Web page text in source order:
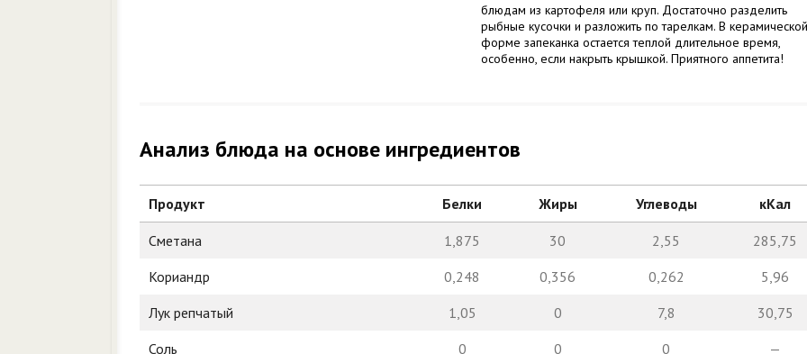
блюдам из картофеля или круп. Достаточно разделить
рыбные кусочки и разложить по тарелкам. В керамической
форме запеканка остается теплой длительное время,
особенно, если накрыть крышкой. Приятного аппетита!
Анализ блюда на основе ингредиентов
Продукт Белки Жиры Углеводы кКал
Сметана 1,875 30 2,55
285,75
Кориандр
0,248 0,356 0,262
5,96
Лук репчатый
1,05 0 7,8
30,75
Соль
0 0 0 —